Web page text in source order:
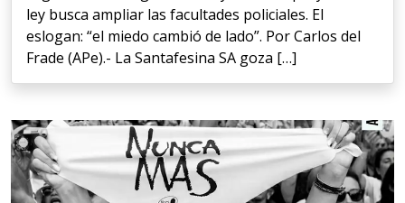
ley busca ampliar las facultades policiales. El
eslogan: “el miedo cambió de lado”. Por Carlos del
Frade (APe).- La Santafesina SA goza […]